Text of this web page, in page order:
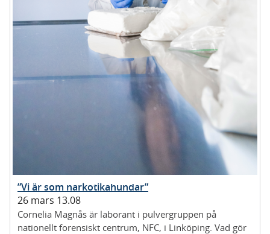
”Vi är som narkotikahundar”
26 mars 13.08
Cornelia Magnås är laborant i pulvergruppen på
nationellt forensiskt centrum, NFC, i Linköping. Vad gör